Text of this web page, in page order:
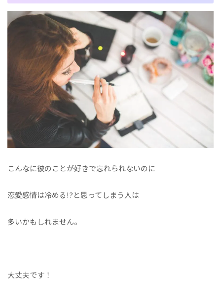
こんなに彼のことが好きで忘れられないのに
恋愛感情は冷める!?と思ってしまう人は
多いかもしれません。
大丈夫です！